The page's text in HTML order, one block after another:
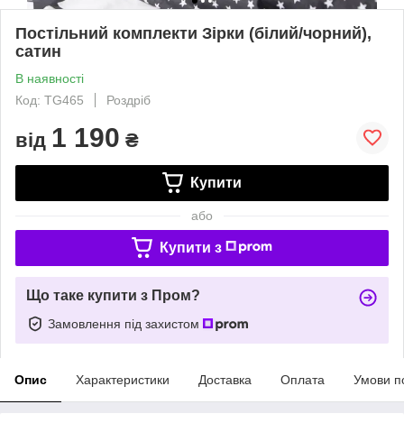
Постільний комплекти Зірки (білий/чорний),
сатин
В наявності
Код: TG465
Роздріб
від 1 190 ₴
Купити
або
Купити з
Що таке купити з Пром?
Замовлення під захистом
Опис Характеристики Доставка Оплата Умови